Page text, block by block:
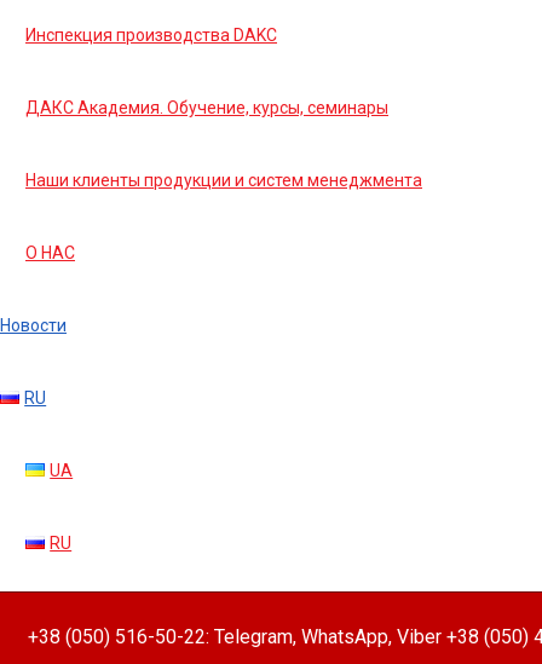
Инспекция производства DAKC
ДАКС Академия. Обучение, курсы, семинары
Наши клиенты продукции и систем менеджмента
О НАС
Новости
RU
UA
RU
+38 (050) 516-50-22: Telegram, WhatsApp, Viber +38 (050)